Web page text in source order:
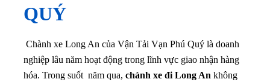
QUÝ
Chành xe Long An của Vận Tải Vạn Phú Quý là doanh
nghiệp lâu năm hoạt động trong lĩnh vực giao nhận hàng
hóa. Trong suốt năm qua, chành xe đi Long An không